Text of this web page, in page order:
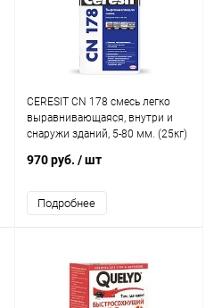
CERESIT CN 178 смесь легко
выравнивающаяся, внутри и
снаружи зданий, 5-80 мм. (25кг)
970 руб. / шт
Подробнее